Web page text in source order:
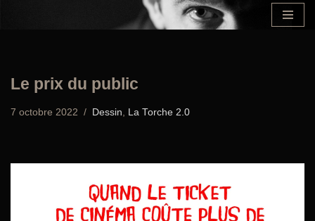
Le prix du public
7 octobre 2022 Dessin, La Torche 2.0